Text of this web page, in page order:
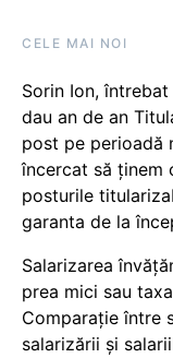
CELE MAI NOI
Sorin Ion,
dau an de an
post pe perioadă
încercat să ținem
posturile
garanta de la
Salarizarea
prea mici sau
Comparație între
salarizării și